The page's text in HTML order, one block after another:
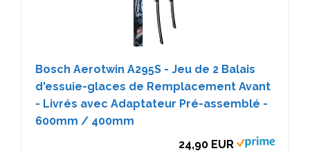
Bosch Aerotwin A295S - Jeu de 2 Balais
d'essuie-glaces de Remplacement Avant
- Livrés avec Adaptateur Pré-assemblé -
600mm / 400mm
24,90 EUR